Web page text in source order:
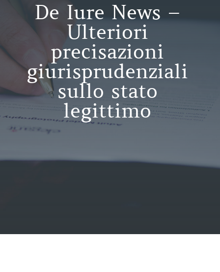
De Iure News –
Ulteriori
precisazioni
giurisprudenziali
sullo stato
legittimo